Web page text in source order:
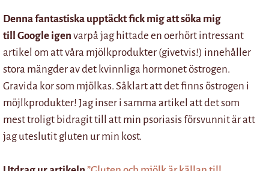
Denna fantastiska upptäckt fick mig att söka mig
till Google igen varpå jag hittade en oerhört intressant
artikel om att våra mjölkprodukter (givetvis!) innehåller
stora mängder av det kvinnliga hormonet östrogen.
Gravida kor som mjölkas. Såklart att det finns östrogen i
möjlkprodukter! Jag inser i samma artikel att det som
mest troligt bidragit till att min psoriasis försvunnit är att
jag uteslutit gluten ur min kost.